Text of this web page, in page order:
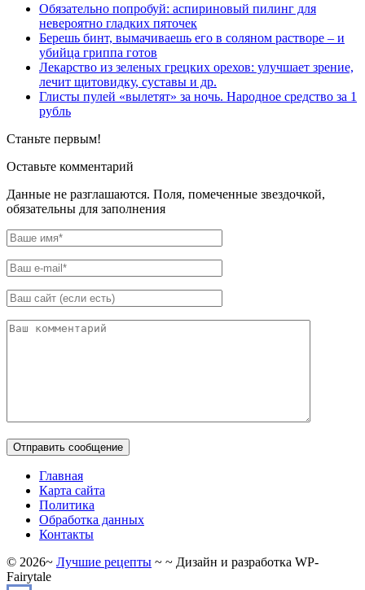
Обязательно попробуй: аспириновый пилинг для
невероятно гладких пяточек
Берешь бинт, вымачиваешь его в соляном растворе – и
убийца гриппа готов
Лекарство из зеленых грецких орехов: улучшает зрение,
лечит щитовидку, суставы и др.
Глисты пулей «вылетят» за ночь. Народное средство за 1
рубль
Станьте первым!
Оставьте комментарий
Данные не разглашаются. Поля, помеченные звездочкой,
обязательны для заполнения
Главная
Карта сайта
Политика
Обработка данных
Контакты
© 2026~ Лучшие рецепты ~ ~ Дизайн и разработка WP-
Fairytale